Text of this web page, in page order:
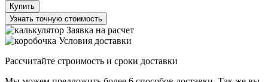
Купить
Узнать точную стоимость
Заявка на расчет
Условия доставки
Рассчитайте строимость и сроки доставки